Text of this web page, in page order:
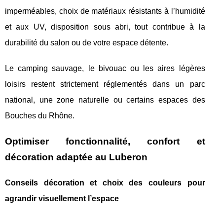
imperméables, choix de matériaux résistants à l’humidité
et aux UV, disposition sous abri, tout contribue à la
durabilité du salon ou de votre espace détente.
Le camping sauvage, le bivouac ou les aires légères
loisirs restent strictement réglementés dans un parc
national, une zone naturelle ou certains espaces des
Bouches du Rhône.
Optimiser fonctionnalité, confort et
décoration adaptée au Luberon
Conseils décoration et choix des couleurs pour
agrandir visuellement l’espace